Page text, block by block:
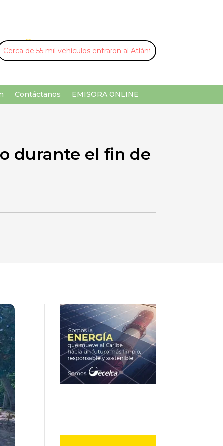
U ¡Buscar por palabra clave!
Contáctanos EMISORA ONLINE
durante el fin de